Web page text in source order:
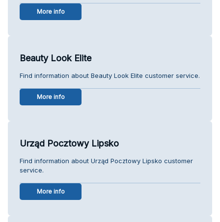
More info
Beauty Look Elite
Find information about Beauty Look Elite customer service.
More info
Urząd Pocztowy Lipsko
Find information about Urząd Pocztowy Lipsko customer
service.
More info